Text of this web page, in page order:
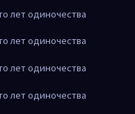
лет одиночества
лет одиночества
лет одиночества
лет одиночества